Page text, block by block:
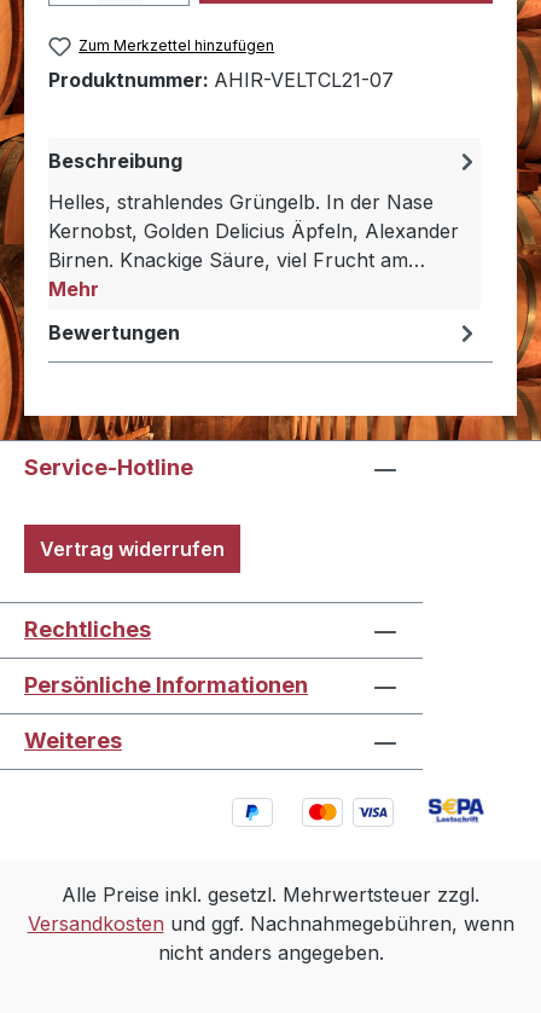
Zum Merkzettel hinzufügen
Produktnummer: AHIR-VELTCL21-07
Beschreibung
Helles, strahlendes Grüngelb. In der Nase
Kernobst, Golden Delicius Äpfeln, Alexander
Birnen. Knackige Säure, viel Frucht am…
Mehr
Bewertungen
Service-Hotline
Vertrag widerrufen
Rechtliches
Persönliche Informationen
Weiteres
Alle Preise inkl. gesetzl. Mehrwertsteuer zzgl.
Versandkosten und ggf. Nachnahmegebühren, wenn
nicht anders angegeben.